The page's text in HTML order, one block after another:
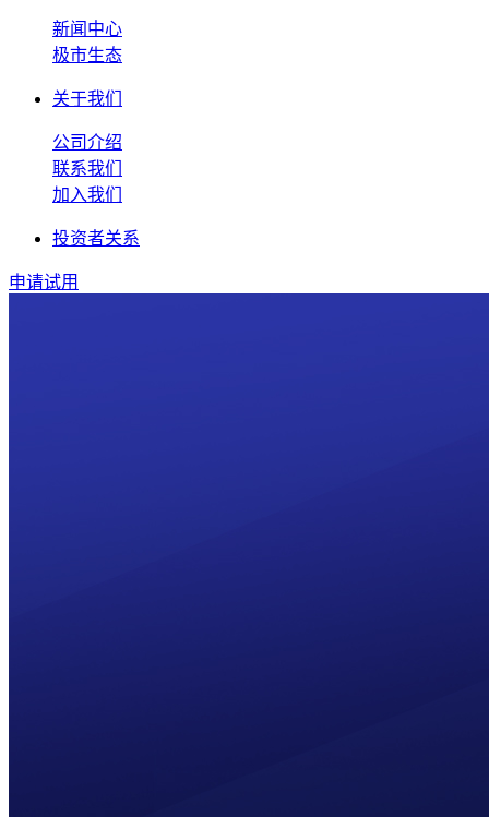
新闻中心
极市生态
关于我们
公司介绍
联系我们
加入我们
投资者关系
申请试用